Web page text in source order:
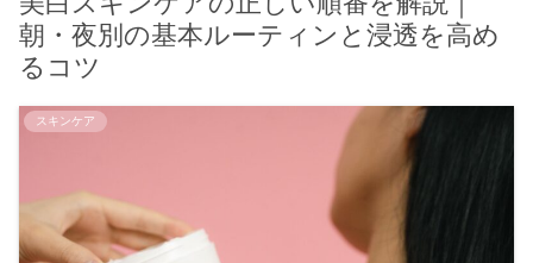
朝・夜別の基本ルーティンと浸透を高め
るコツ
スキンケア